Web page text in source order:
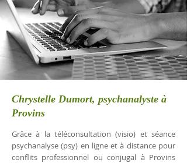
Chrystelle Dumort, psychanalyste à
Provins
Grâce à la téléconsultation (visio) et séance
psychanalyse (psy) en ligne et à distance pour
conflits professionnel ou conjugal à Provins